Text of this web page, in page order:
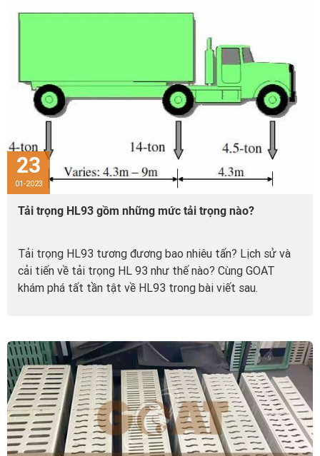
23
01-2023
Tải trọng HL93 gồm những mức tải trọng nào?
Tải trọng HL93 tương đương bao nhiêu tấn? Lịch sử và
cải tiến về tải trọng HL 93 như thế nào? Cùng GOAT
khám phá tất tần tật về HL93 trong bài viết sau.